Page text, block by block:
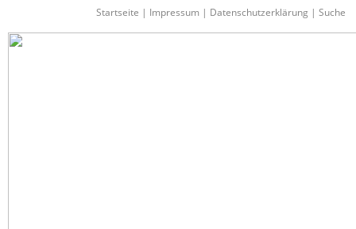
Startseite | Impressum | Datenschutzerklärung | Suche